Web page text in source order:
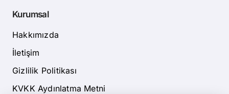
Kurumsal
Hakkımızda
İletişim
Gizlilik Politikası
KVKK Aydınlatma Metni